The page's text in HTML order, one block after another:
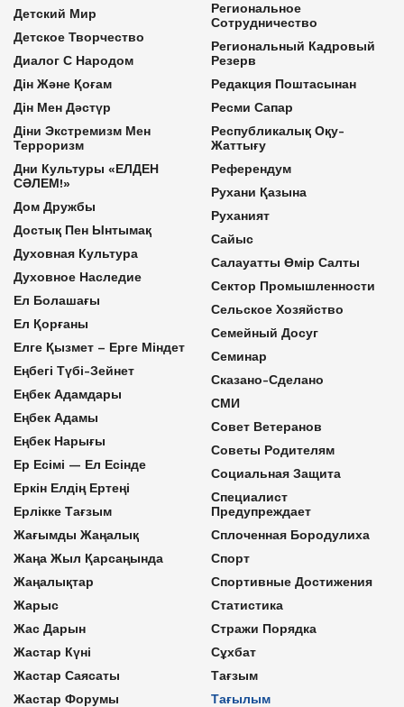
Детский Мир
Детское Творчество
Диалог С Народом
Дін Және Қоғам
Дін Мен Дәстүр
Діни Экстремизм Мен
Терроризм
Дни Культуры «ЕЛДЕН
СӘЛЕМ!»
Дом Дружбы
Достық Пен Ынтымақ
Духовная Культура
Духовное Наследие
Ел Болашағы
Ел Қорғаны
Елге Қызмет – Ерге Міндет
Еңбегі Түбі-Зейнет
Еңбек Адамдары
Еңбек Адамы
Еңбек Нарығы
Ер Есімі — Ел Есінде
Еркін Елдің Ертеңі
Ерлікке Тағзым
Жағымды Жаңалық
Жаңа Жыл Қарсаңында
Жаңалықтар
Жарыс
Жас Дарын
Жастар Күні
Жастар Саясаты
Жастар Форумы
Региональное
Сотрудничество
Региональный Кадровый
Резерв
Редакция Поштасынан
Ресми Сапар
Республикалық Оқу-
Жаттығу
Референдум
Рухани Қазына
Руханият
Сайыс
Салауатты Өмір Салты
Сектор Промышленности
Сельское Хозяйство
Семейный Досуг
Семинар
Сказано-Сделано
СМИ
Совет Ветеранов
Советы Родителям
Социальная Защита
Специалист
Предупреждает
Сплоченная Бородулиха
Спорт
Спортивные Достижения
Статистика
Стражи Порядка
Сұхбат
Тағзым
Тағылым